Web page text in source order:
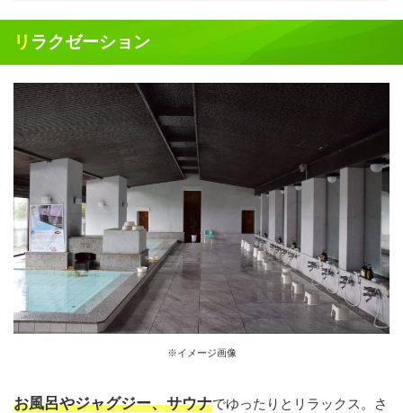
リラクゼーション
※イメージ画像
お風呂やジャグジー、サウナでゆったりとリラックス。さ